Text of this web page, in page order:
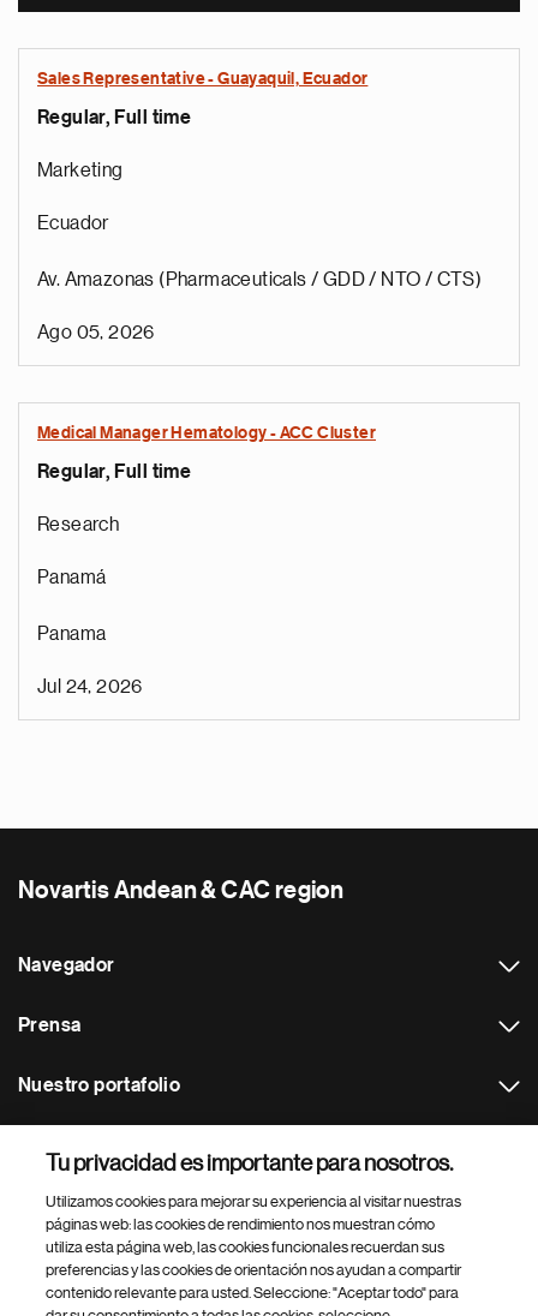
Sales Representative - Guayaquil, Ecuador
Regular, Full time
Marketing
Ecuador
Av. Amazonas (Pharmaceuticals / GDD / NTO / CTS)
Ago 05, 2026
Medical Manager Hematology - ACC Cluster
Regular, Full time
Research
Panamá
Panama
Jul 24, 2026
Novartis Andean & CAC region
Navegador
Prensa
Nuestro portafolio
Footer Site Search
Tu privacidad es importante para nosotros.
Utilizamos cookies para mejorar su experiencia al visitar nuestras
páginas web: las cookies de rendimiento nos muestran cómo
utiliza esta página web, las cookies funcionales recuerdan sus
preferencias y las cookies de orientación nos ayudan a compartir
contenido relevante para usted. Seleccione: "Aceptar todo" para